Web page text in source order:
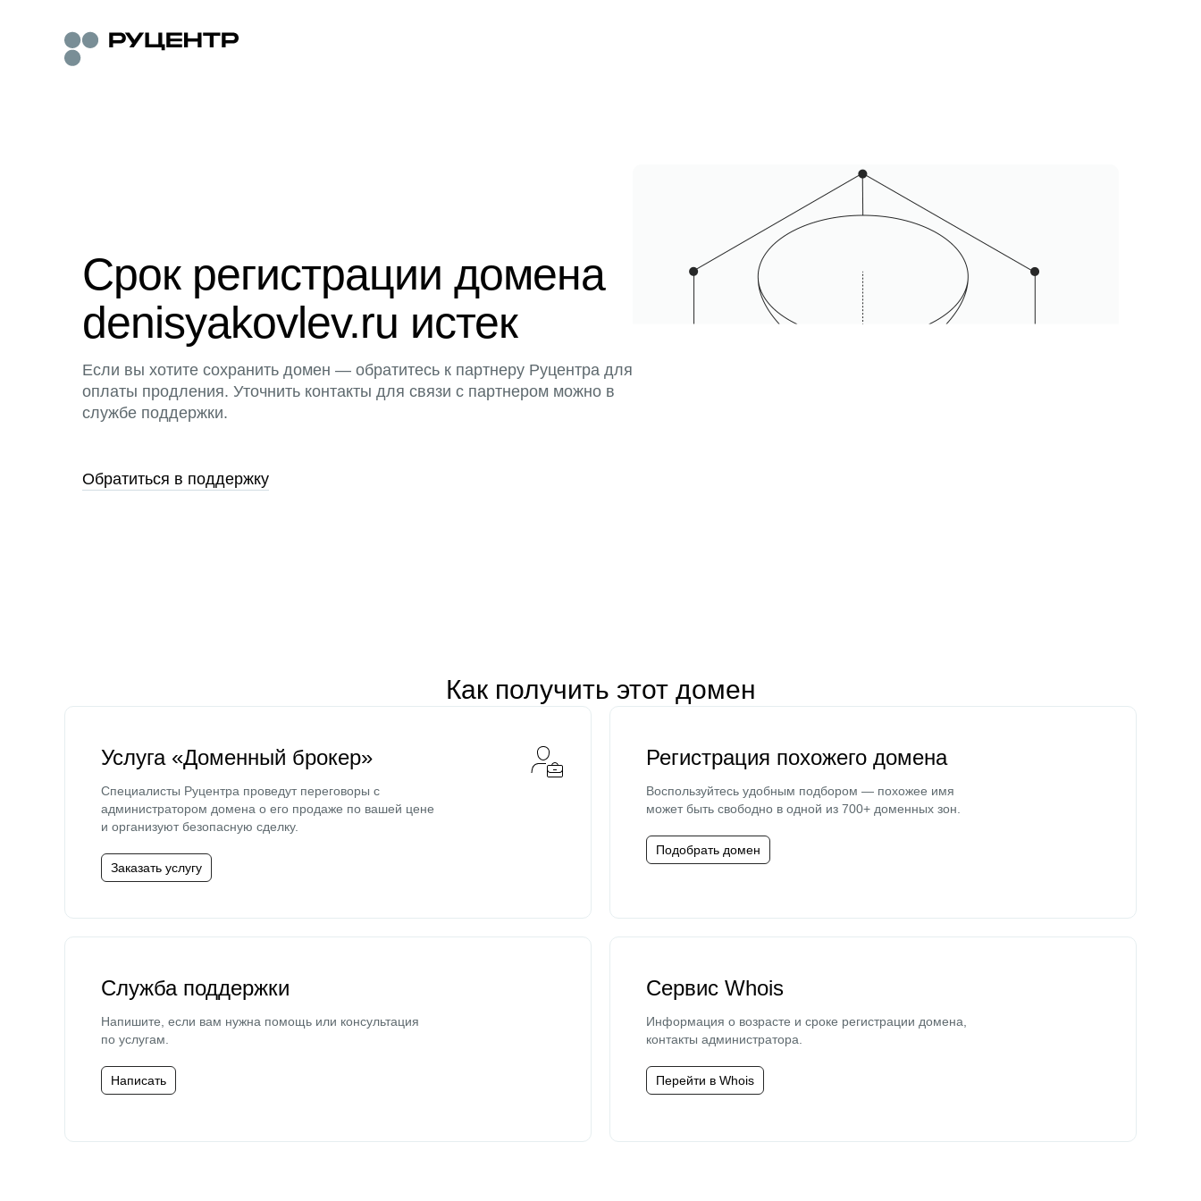
Срок регистрации домена
denisyakovlev.ru истек
Если вы хотите сохранить домен — обратитесь к партнеру Руцентра для
оплаты продления. Уточнить контакты для связи с партнером можно в
службе поддержки.
Обратиться в поддержку
Как получить этот домен
Услуга «Доменный брокер»
Специалисты Руцентра проведут переговоры с
администратором домена о его продаже по вашей цене
и организуют безопасную сделку.
Заказать услугу
Регистрация похожего домена
Воспользуйтесь удобным подбором — похожее имя
может быть свободно в одной из 700+ доменных зон.
Подобрать домен
Служба поддержки
Напишите, если вам нужна помощь или консультация
по услугам.
Написать
Сервис Whois
Информация о возрасте и сроке регистрации домена,
контакты администратора.
Перейти в Whois